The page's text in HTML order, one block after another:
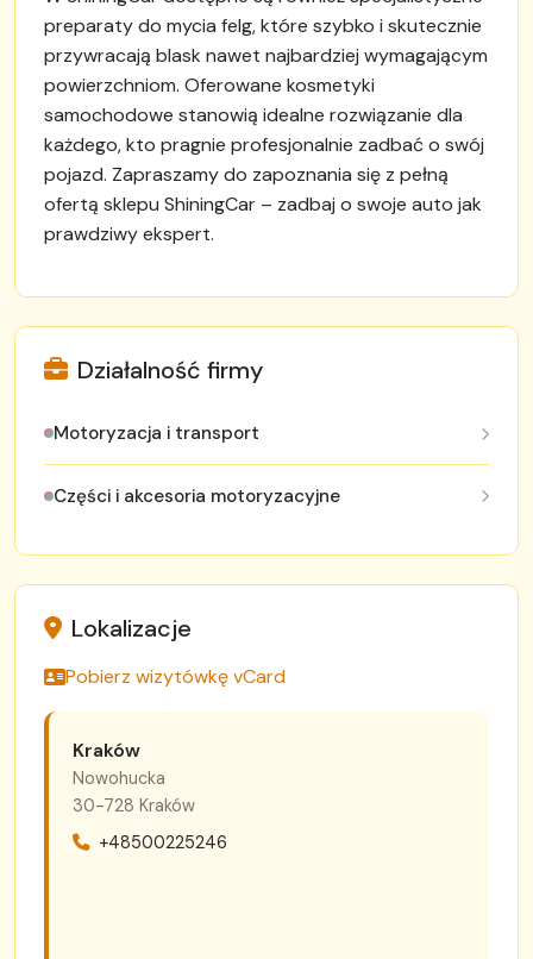
preparaty do mycia felg, które szybko i skutecznie
przywracają blask nawet najbardziej wymagającym
powierzchniom. Oferowane kosmetyki
samochodowe stanowią idealne rozwiązanie dla
każdego, kto pragnie profesjonalnie zadbać o swój
pojazd. Zapraszamy do zapoznania się z pełną
ofertą sklepu ShiningCar – zadbaj o swoje auto jak
prawdziwy ekspert.
Działalność firmy
Motoryzacja i transport
Części i akcesoria motoryzacyjne
Lokalizacje
Pobierz wizytówkę vCard
Kraków
Nowohucka
30-728 Kraków
+48500225246